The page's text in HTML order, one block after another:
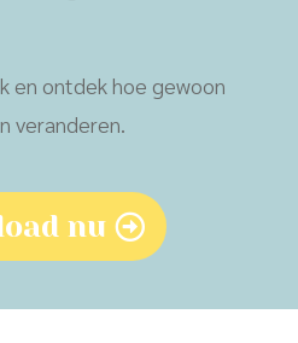
en ontdek hoe gewoon
veranderen.
nu